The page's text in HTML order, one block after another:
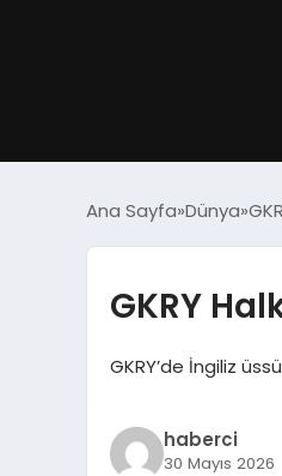
Ana Sayfa Dünya
GKRY
GKRY’de İngiliz
haberci
30 Mayıs 2026